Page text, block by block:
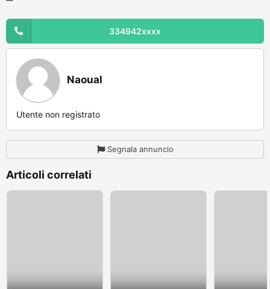
334942xxxx
Naoual
Utente non registrato
Segnala annuncio
Articoli correlati